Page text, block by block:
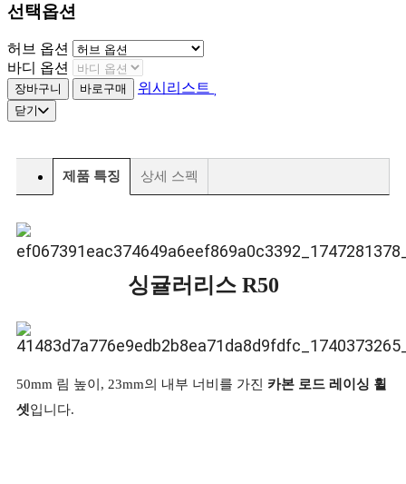
선택옵션
허브 옵션
바디 옵션
위시리스트
닫기
제품 특징 상세 스펙
싱귤러리스 R50
50mm 림 높이, 23mm의 내부 너비를 가진 카본 로드 레이싱 휠
셋입니다.